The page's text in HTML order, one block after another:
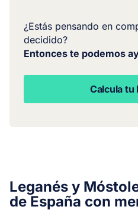
¿Estás pensando en
decidido?
Entonces te podemos
Calcula tu
Leganés y
de España con